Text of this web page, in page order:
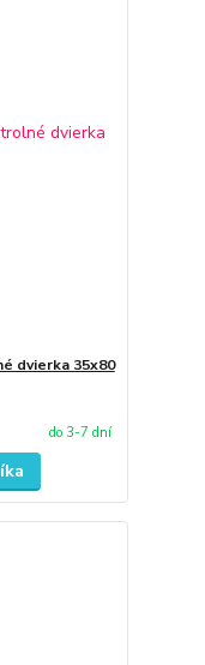
dvierka 35x80
do 3-7 dní